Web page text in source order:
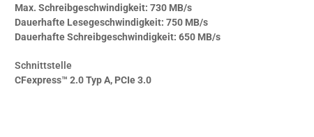
Max. Schreibgeschwindigkeit: 730 MB/s
Dauerhafte Lesegeschwindigkeit: 750 MB/s
Dauerhafte Schreibgeschwindigkeit: 650 MB/s
Schnittstelle
CFexpress™ 2.0 Typ A, PCIe 3.0